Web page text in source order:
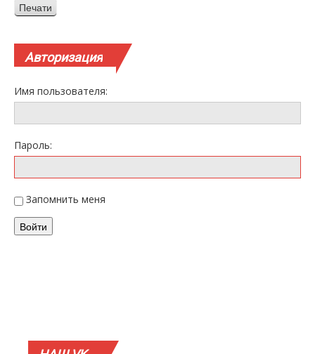
Просмотр
Печати
Авторизация
Имя пользователя:
Пароль:
Запомнить меня
Войти